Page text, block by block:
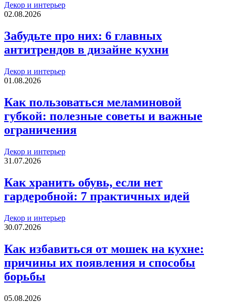
Декор и интерьер
02.08.2026
Забудьте про них: 6 главных
антитрендов в дизайне кухни
Декор и интерьер
01.08.2026
Как пользоваться меламиновой
губкой: полезные советы и важные
ограничения
Декор и интерьер
31.07.2026
Как хранить обувь, если нет
гардеробной: 7 практичных идей
Декор и интерьер
30.07.2026
Как избавиться от мошек на кухне:
причины их появления и способы
борьбы
05.08.2026